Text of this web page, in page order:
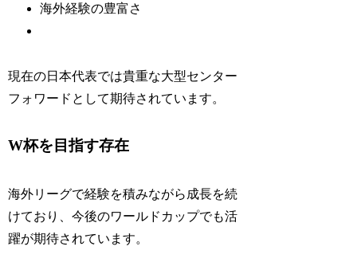
海外経験の豊富さ
現在の日本代表では貴重な大型センター
フォワードとして期待されています。
W杯を目指す存在
海外リーグで経験を積みながら成長を続
けており、今後のワールドカップでも活
躍が期待されています。